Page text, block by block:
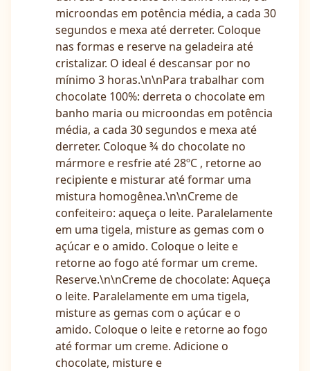
microondas em potência média, a cada 30
segundos e mexa até derreter. Coloque
nas formas e reserve na geladeira até
cristalizar. O ideal é descansar por no
mínimo 3 horas.\n\nPara trabalhar com
chocolate 100%: derreta o chocolate em
banho maria ou microondas em potência
média, a cada 30 segundos e mexa até
derreter. Coloque ¾ do chocolate no
mármore e resfrie até 28ºC , retorne ao
recipiente e misturar até formar uma
mistura homogênea.\n\nCreme de
confeiteiro: aqueça o leite. Paralelamente
em uma tigela, misture as gemas com o
açúcar e o amido. Coloque o leite e
retorne ao fogo até formar um creme.
Reserve.\n\nCreme de chocolate: Aqueça
o leite. Paralelamente em uma tigela,
misture as gemas com o açúcar e o
amido. Coloque o leite e retorne ao fogo
até formar um creme. Adicione o
chocolate, misture e